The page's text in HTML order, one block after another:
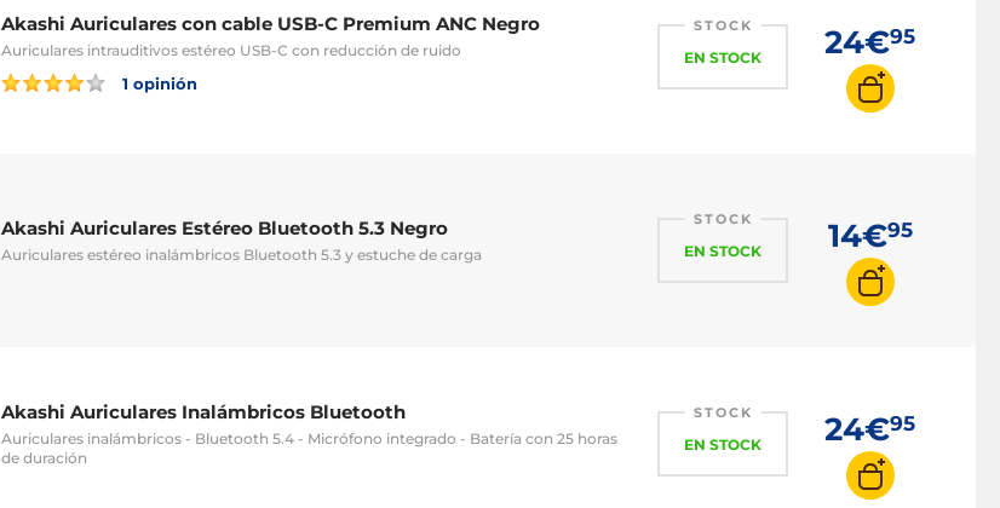
Akashi Auriculares con cable USB-C Premium ANC Negro
Auriculares intrauditivos estéreo USB-C con reducción de ruido
1 opinión
STOCK
EN STOCK 24€95
Akashi Auriculares Estéreo Bluetooth 5.3 Negro
Auriculares estéreo inalámbricos Bluetooth 5.3 y estuche de carga
STOCK
EN STOCK 14€95
Akashi Auriculares Inalámbricos Bluetooth
Auriculares inalámbricos - Bluetooth 5.4 - Micrófono integrado - Batería con 25 horas
de duración
STOCK
EN STOCK 24€95